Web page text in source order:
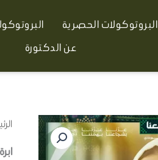
البروتوكولات الحصرية
عن الدكتورة